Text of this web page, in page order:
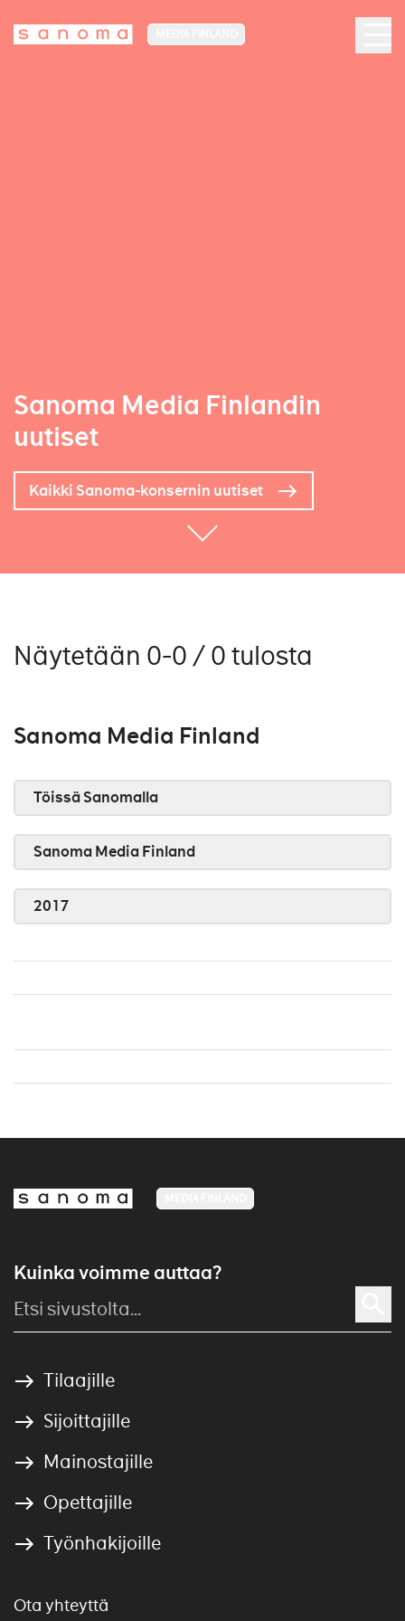
Sanoma Media Finlandin
uutiset
Kaikki Sanoma-konsernin uutiset
Näytetään 0-0 / 0 tulosta
Sanoma Media Finland
Töissä Sanomalla
Sanoma Media Finland
2017
Kuinka voimme auttaa?
Tilaajille
Sijoittajille
Mainostajille
Opettajille
Työnhakijoille
Ota yhteyttä